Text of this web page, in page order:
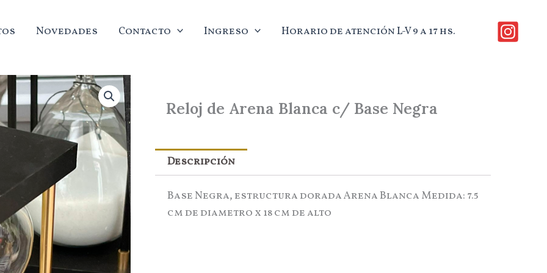
Novedades Contacto Ingreso Horario de atención L-V 9 a 17 hs.
Reloj de Arena Blanca c/ Base Negra
Descripción
Base Negra, estructura dorada Arena Blanca Medida: 7.5
cm de diametro x 18 cm de alto